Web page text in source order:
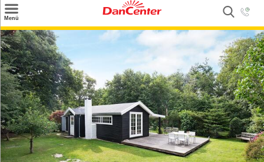
Menü
Suchen
Urlaubsziele
Weitere Urlaubsziele
Angebote
Inspiration
Kontakt